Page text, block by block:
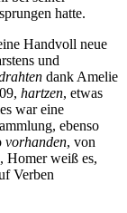
hatte.
Handvoll neue
und
dank Amelie
hartzen, etwas
war eine
ebenso
vorhanden, von
Homer weiß es,
Verben